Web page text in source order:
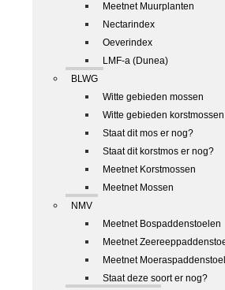
Meetnet Muurplanten
Nectarindex
Oeverindex
LMF-a (Dunea)
BLWG
Witte gebieden mossen
Witte gebieden korstmossen
Staat dit mos er nog?
Staat dit korstmos er nog?
Meetnet Korstmossen
Meetnet Mossen
NMV
Meetnet Bospaddenstoelen
Meetnet
Meetnet
Staat deze soort er nog?